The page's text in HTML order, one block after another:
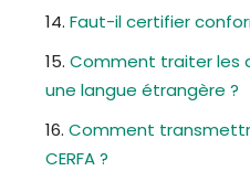
Faut-il certifier
Comment traiter les
une langue étrangère ?
Comment
CERFA ?